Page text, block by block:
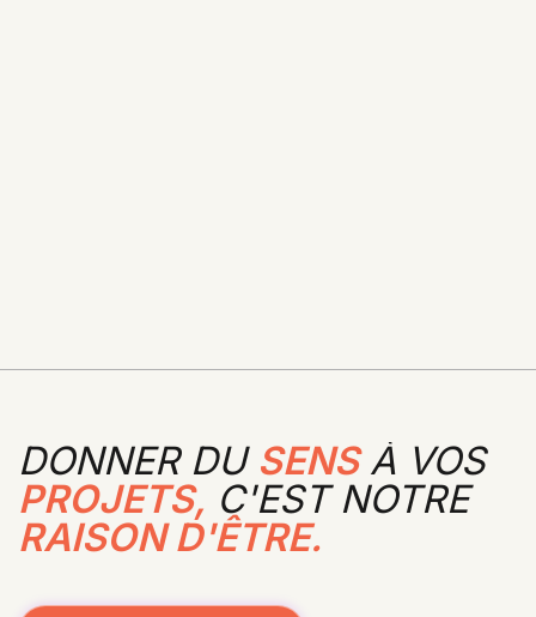
DONNER DU SENSÀ VOS
PROJETS, C'EST NOTRE
RAISON D'ÊTRE.